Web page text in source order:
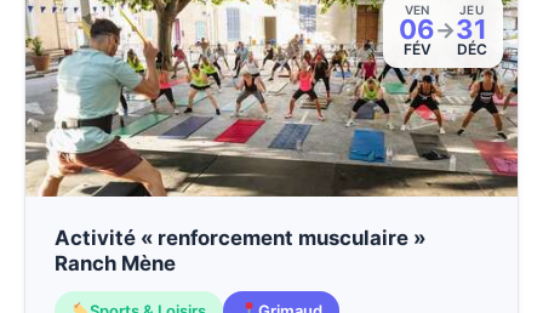
VEN
06
FÉV
→
JEU
31
DÉC
Activité « renforcement musculaire »
Ranch Mène